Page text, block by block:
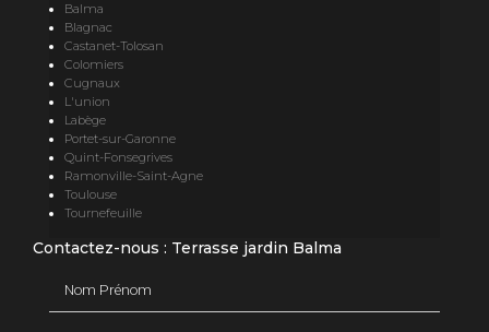
Balma
Blagnac
Castanet-Tolosan
Colomiers
Cugnaux
L'union
Labège
Portet-sur-Garonne
Quint-Fonsegrives
Ramonville-Saint-Agne
Toulouse
Tournefeuille
Contactez-nous : Terrasse jardin Balma